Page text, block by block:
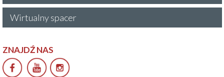
Wirtualny spacer
ZNAJDŹ NAS